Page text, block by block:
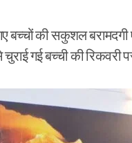
की सकुशल बरामदगी
गई बच्ची की रिकवरी